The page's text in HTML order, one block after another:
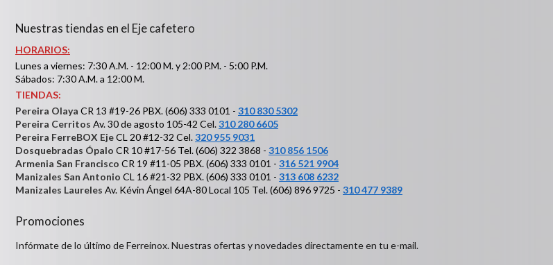
Nuestras tiendas en el Eje cafetero
HORARIOS:
Lunes a viernes: 7:30 A.M. - 12:00 M. y 2:00 P.M. - 5:00 P.M.
Sábados: 7:30 A.M. a 12:00 M.
TIENDAS:
Pereira Olaya CR 13 #19-26 PBX. (606) 333 0101 - 310 830 5302
Pereira Cerritos Av. 30 de agosto 105-42 Cel.310 280 6605
Pereira FerreBOX EjeCL 20 #12-32 Cel.320 955 9031
Dosquebradas Ópalo CR 10 #17-56 Tel. (606) 322 3868 - 310 856 1506
Armenia San Francisco CR 19 #11-05 PBX. (606) 333 0101 - 316 521 9904
Manizales San Antonio CL 16 #21-32 PBX. (606) 333 0101 - 313 608 6232
Manizales Laureles Av. Kévin Ángel 64A-80 Local 105 Tel. (606) 896 9725 - 310 477 9389
Promociones
Infórmate de lo último de Ferreinox. Nuestras ofertas y novedades directamente en tu e-mail.